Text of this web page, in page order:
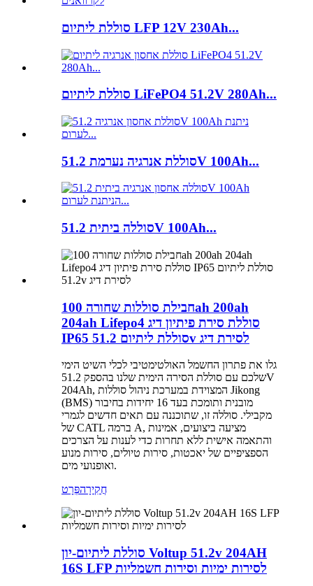
סוללת ליתיום LFP 12V 230Ah...
סוללת ליתיום LiFePO4 51.2V 280Ah...
סוללת אנרגיה נערמת 51.2V 100Ah...
סוללה ביתית 51.2V 100Ah...
חבילת סוללות שחורה 100ah 200ah
204ah Lifepo4 סוללת סירת פיתיון דיג
IP65 סוללת ליתיום 51.2v לסירת דיג
גלו את פתרון החשמל האולטימטיבי לכלי השיט הימי
שלכם עם סוללת הסירה הימית שלנו בהספק 51.2V
204Ah, המצוידת במערכת ניהול סוללות Jikong
(BMS) מובנית ותומכת בעד 16 יחידות בחיבור
מקבילי. סוללה זו, שתוכננה עם תאים חדשים לגמרי
של CATL ברמה A, מציעה ביצועים, אמינות
והתאמה אישית ללא תחרות כדי לענות על הצרכים
הספציפיים של יאכטות, סירות טיולים, סירות מנוע
ואופנועי מים.
חֲקִירָהפְּרָט
סוללת ליתיום-יון Voltup 51.2v 204AH
16S LFP לסירות ימיות וסירות חשמליות